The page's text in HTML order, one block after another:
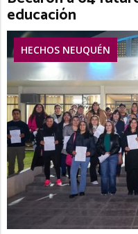
educación
HECHOS NEUQUÉN